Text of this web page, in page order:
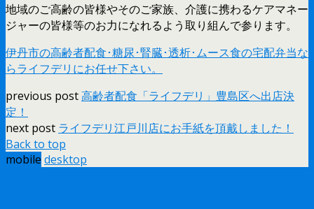
地域のご高齢の皆様やそのご家族、介護に携わるケアマネー
ジャーの皆様等のお力になれるよう取り組んで参ります。
伊丹市の高齢者配食･糖尿･腎臓･透析･ムース食の宅配弁当な
らライフデリにお任せ下さい。
previous post高齢者配食「ライフデリ」豊島区へ出店決
定！
next post ライフデリ江戸川店にお手紙を頂戴しました！
Back to top
mobile desktop